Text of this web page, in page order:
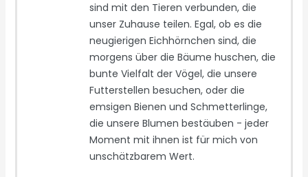
sind mit den Tieren verbunden, die
unser Zuhause teilen. Egal, ob es die
neugierigen Eichhörnchen sind, die
morgens über die Bäume huschen, die
bunte Vielfalt der Vögel, die unsere
Futterstellen besuchen, oder die
emsigen Bienen und Schmetterlinge,
die unsere Blumen bestäuben - jeder
Moment mit ihnen ist für mich von
unschätzbarem Wert.